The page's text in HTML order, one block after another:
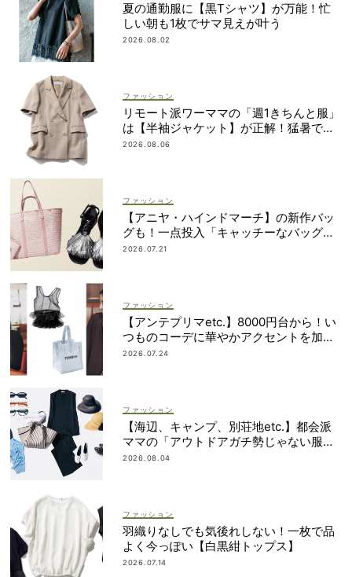
夏の通勤服に【黒Tシャツ】が万能！忙
しい朝も1枚でサマ見えが叶う
2026.08.02
ファッション
リモート派ワーママの「週1きちんと服」
は【半袖ジャケット】が正解！猛暑でも
涼しい名品5選
2026.08.06
ファッション
【アニヤ・ハインドマーチ】の新作バッ
グも！一点投入「キャッチーなバッグ＆
小物」3選
2026.07.21
ファッション
【アンテプリマetc.】8000円台から！い
つものコーデに華やかアクセントを加え
る「甘ちびバッグ」9選
2026.07.24
ファッション
【海辺、キャンプ、別荘地etc.】都会派
ママの「アウトドアガチ勢じゃない服と
小物」集めました！
2026.08.04
ファッション
羽織りなしでも気後れしない！一枚で品
よく今っぽい【白黒紺トップス】
2026.07.14